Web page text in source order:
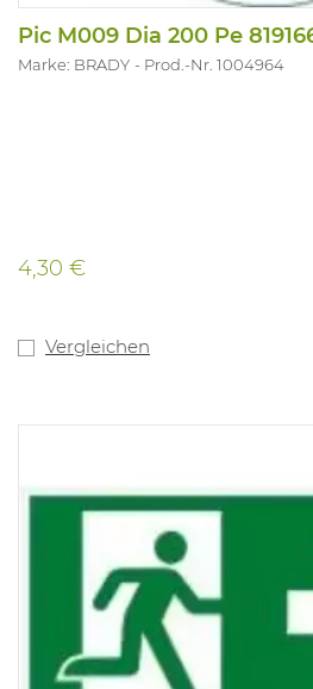
Pic M009 Dia 200 Pe
Marke: BRADY Prod.-Nr. 1004964
4,30 €
Vergleichen